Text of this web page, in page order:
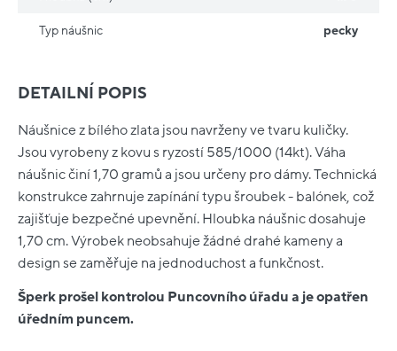
DETAILNÍ POPIS
Náušnice z bílého zlata jsou navrženy ve tvaru kuličky.
Jsou vyrobeny z kovu s ryzostí 585/1000 (14kt). Váha
náušnic činí 1,70 gramů a jsou určeny pro dámy. Technická
konstrukce zahrnuje zapínání typu šroubek - balónek, což
zajišťuje bezpečné upevnění. Hloubka náušnic dosahuje
1,70 cm. Výrobek neobsahuje žádné drahé kameny a
design se zaměřuje na jednoduchost a funkčnost.
Šperk prošel kontrolou Puncovního úřadu a je opatřen
úředním puncem.
Typ náušnic pecky